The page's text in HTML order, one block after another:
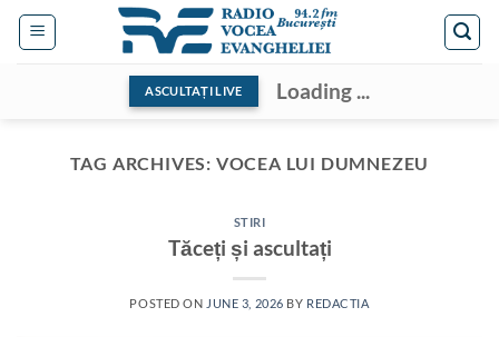
Skip
ASCULTAȚI LIVE Loading ...
TAG ARCHIVES: VOCEA LUI DUMNEZEU
STIRI
Tăceți și ascultați
POSTED ON JUNE 3, 2026 BY REDACTIA